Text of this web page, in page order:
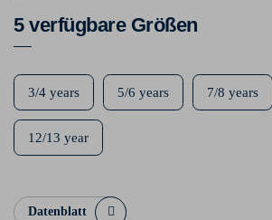
5 verfügbare Größen
3/4 years 5/6 years 7/8 years
12/13 year
Datenblatt